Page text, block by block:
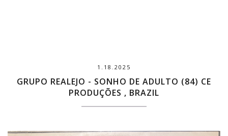
1.18.2025
GRUPO REALEJO - SONHO DE ADULTO (84) CE
PRODUÇÕES , BRAZIL